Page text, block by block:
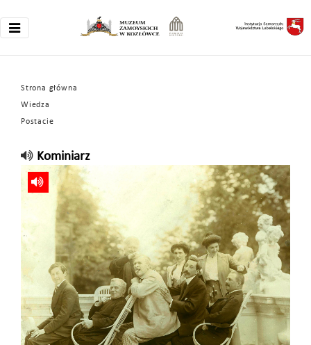
Strona główna
Wiedza
Postacie
Kominiarz